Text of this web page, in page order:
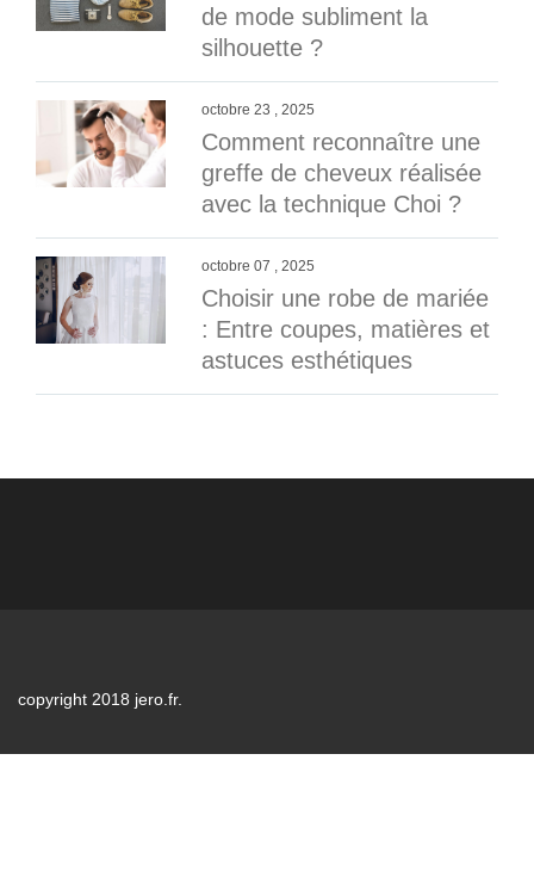
de mode subliment la
silhouette ?
octobre 23 , 2025
Comment reconnaître une
greffe de cheveux réalisée
avec la technique Choi ?
octobre 07 , 2025
Choisir une robe de mariée
: Entre coupes, matières et
astuces esthétiques
copyright 2018 jero.fr.